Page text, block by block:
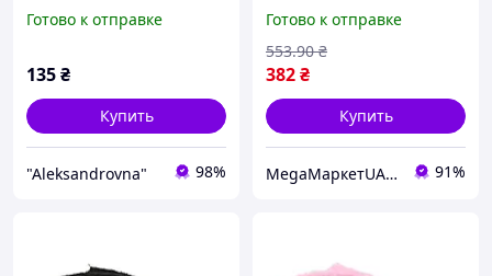
Готово к отправке
135₴
Купить
"Aleksandrovna" 98%
БДСМ
Готово к отправке
382₴
553.90 ₴
Купить
MegaМаркетUA — ваш заказ уже в пути 🚚📦✨ 91%